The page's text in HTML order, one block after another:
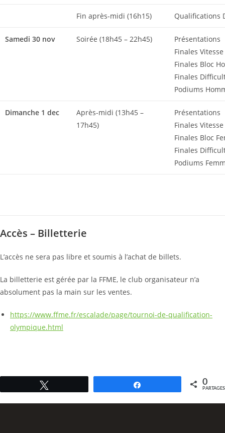
Fin après-midi (16h15) Qualifications
Samedi 30 nov Soirée (18h45 – 22h45)
Présentations
Finales
Finales Bloc
Finales
Podiums
Dimanche 1 dec
Après-midi (13h45 –
17h45)
Présentations
Finales
Finales Bloc
Finales
Podiums
Accès – Billetterie
L’accès ne sera pas libre et soumis à l’achat de billets.
La billetterie est gérée par la FFME, le club organisateur n’a
absolument pas la main sur les ventes.
https://www.ffme.fr/escalade/page/tournoi-de-qualification-
olympique.html
0
PARTAGES